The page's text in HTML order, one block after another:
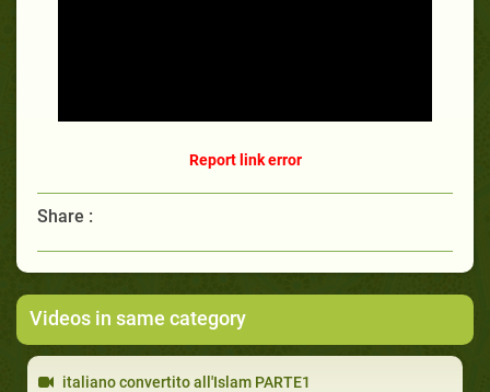
Report link error
Share :
Videos in same category
italiano convertito all'Islam PARTE1